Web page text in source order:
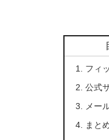
フィ
公式
メー
まと